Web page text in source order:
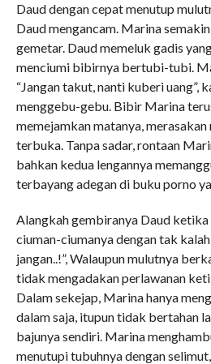
Daud dengan cepat menutup
Daud mengancam. Marina
gemetar. Daud memeluk gadis
menciumi bibirnya bertubi-tubi.
“Jangan takut, nanti kuberi uang”,
menggebu-gebu. Bibir Marina
memejamkan matanya,
terbuka. Tanpa sadar, rontaan
bahkan kedua lengannya
terbayang adegan di buku porno
Alangkah gembiranya Daud
ciuman-ciumanya dengan tak
jangan..!”, Walaupun mulutnya
tidak mengadakan perlawanan
Dalam sekejap, Marina hanya
dalam saja, itupun tidak bertahan
bajunya sendiri. Marina
menutupi tubuhnya dengan